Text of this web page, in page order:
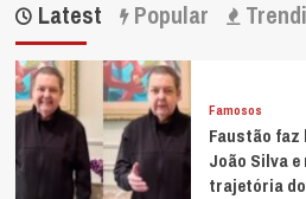
Latest Popular
Famosos
Faustão faz
João Silva
trajetória